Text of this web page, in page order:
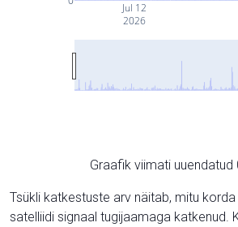
Jul 12
2026
Graafik viimati
Tsükli katkestuste arv näitab, mitu
satelliidi signaal tugijaamaga katkenud.